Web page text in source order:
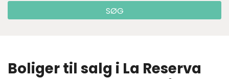
SØG
Boliger til salg i La Reserva